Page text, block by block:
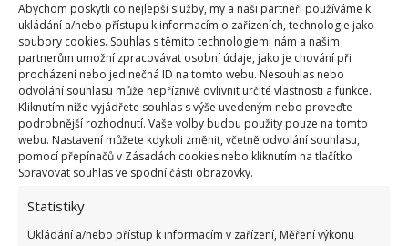
Abychom poskytli co nejlepší služby, my a naši partneři používáme k
ukládání a/nebo přístupu k informacím o zařízeních, technologie jako
soubory cookies. Souhlas s těmito technologiemi nám a našim
partnerům umožní zpracovávat osobní údaje, jako je chování při
procházení nebo jedinečná ID na tomto webu. Nesouhlas nebo
odvolání souhlasu může nepříznivě ovlivnit určité vlastnosti a funkce.
Kliknutím níže vyjádřete souhlas s výše uvedeným nebo proveďte
podrobnější rozhodnutí. Vaše volby budou použity pouze na tomto
webu. Nastavení můžete kdykoli změnit, včetně odvolání souhlasu,
pomocí přepínačů v Zásadách cookies nebo kliknutím na tlačítko
Spravovat souhlas ve spodní části obrazovky.
Statistiky
Ukládání a/nebo přístup k informacím v zařízení, Měření výkonu
Skleněné dveře prozáří interiér
18.1.2018 Dětský pokoj
Pozor na rizika při koupi investiční nemovitosti
10.6.2016 Finance a pojištění
Realitní kancelář: Které se svěřit do svých